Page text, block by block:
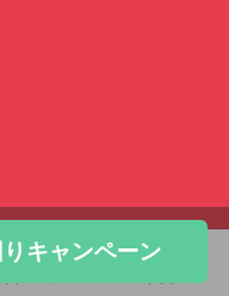
キャンペーン